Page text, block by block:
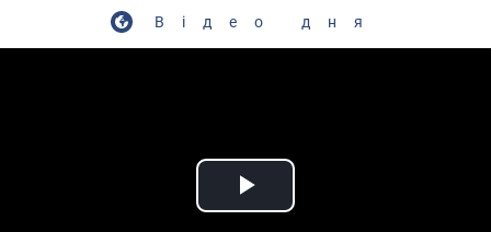
Відео дня
Play Video